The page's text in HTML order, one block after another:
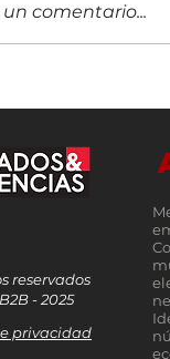
Llega a
del 5B Digital
un comentario...
reservados
- 2025
privacidad